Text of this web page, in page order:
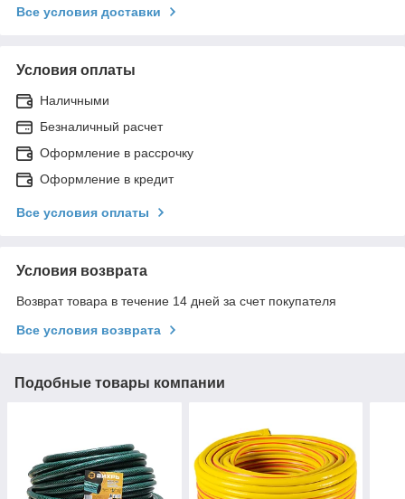
Все условия доставки
Условия оплаты
Наличными
Безналичный расчет
Оформление в рассрочку
Оформление в кредит
Все условия оплаты
Условия возврата
Возврат товара в течение 14 дней за счет покупателя
Все условия возврата
Подобные товары компании